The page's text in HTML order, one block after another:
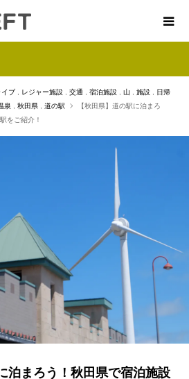
イブ レジャー施設 交通 宿泊施設 山 施設
日帰
泉 秋田県 道の駅
【秋田県】道の駅に泊まろ
をご紹介！
泊まろう！秋田県で宿泊施設